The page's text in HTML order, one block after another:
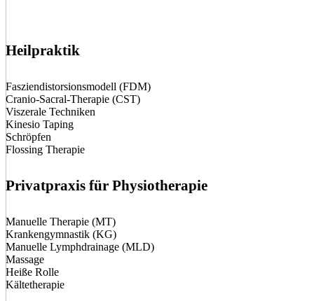
Heilpraktik
Fasziendistorsionsmodell (FDM)
Cranio-Sacral-Therapie (CST)
Viszerale Techniken
Kinesio Taping
Schröpfen
Flossing Therapie
Privatpraxis für Physiotherapie
Manuelle Therapie (MT)
Krankengymnastik (KG)
Manuelle Lymphdrainage (MLD)
Massage
Heiße Rolle
Kältetherapie